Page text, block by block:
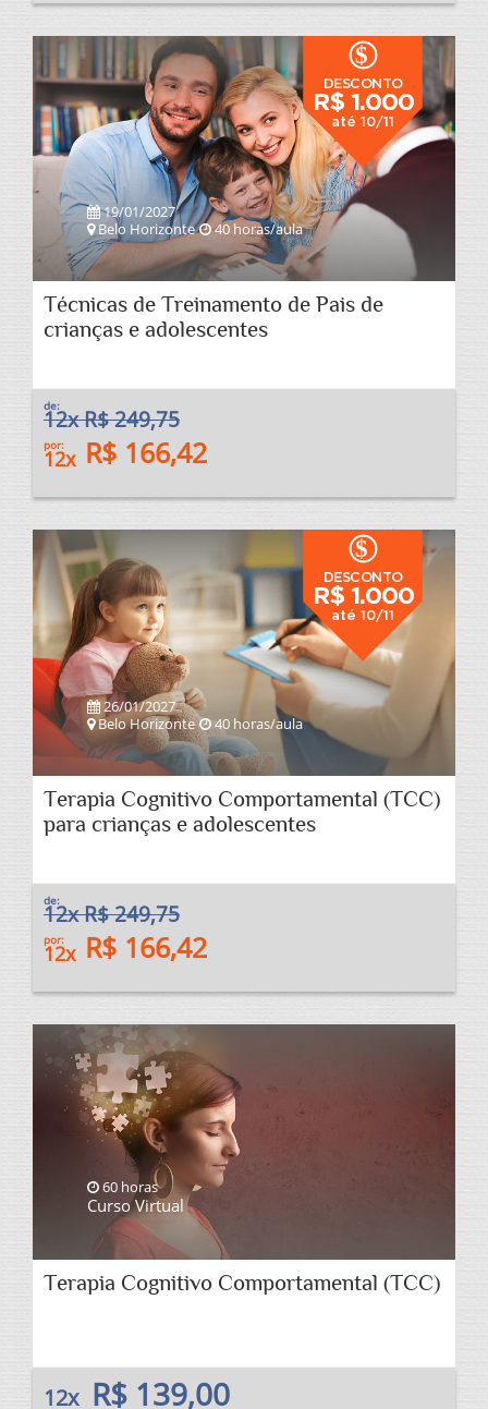
$
DESCONTO
R$ 1.000
até 10/11
19/01/2027
Belo Horizonte
40 horas/aula
Técnicas de Treinamento de Pais de
crianças e adolescentes
de:
12x R$ 249,75
por:
12x R$ 166,42
$
DESCONTO
R$ 1.000
até 10/11
26/01/2027
Belo Horizonte
40 horas/aula
Terapia Cognitivo Comportamental (TCC)
para crianças e adolescentes
de:
12x R$ 249,75
por:
12x R$ 166,42
60 horas
Curso Virtual
Terapia Cognitivo Comportamental (TCC)
12x R$ 139,00